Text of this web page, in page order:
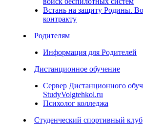
Встань на защиту Родины.
контракту
Родителям
Информация для Родителей
Дистанционное обучение
Сервер Дистанционного
StudyVolgtehkol.ru
Психолог колледжа
Студенческий спортивный клуб